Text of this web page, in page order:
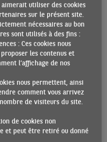
: UN ÉTAT
la croissance économique
Le ralentissement de
utiliser des cookies
sur le présent site.
nécessaires au bon
sont utilisés à des fins :
: Ces cookies nous
les contenus et
l’affichage de nos
nous permettent, ainsi
comment vous arrivez
de visiteurs du site.
de cookies non
et peut être retiré ou donné